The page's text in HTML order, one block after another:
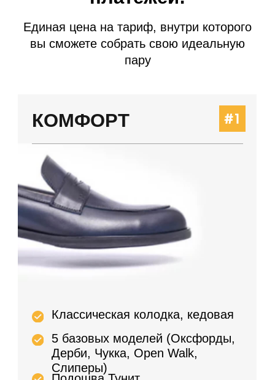
ВЕЧНАЯ
КЛАССИКА
35.300 руб.
Перфорация
Любая модель из каталога
Классика, кедовая,
кроссовочная, круглая колодка
Любая классическая
модель из каталога